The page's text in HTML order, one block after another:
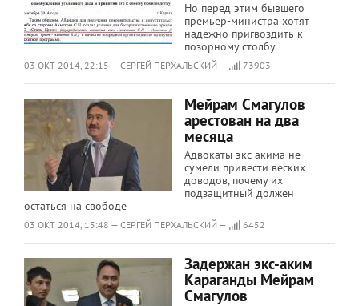
Но перед этим бывшего
премьер-министра хотят
надежно пригвоздить к
позорному столбу
03 ОКТ 2014, 22:15 — СЕРГЕЙ ПЕРХАЛЬСКИЙ — 73903
Мейрам Смагулов
арестован на два
месяца
Адвокаты экс-акима не
сумели привести веских
доводов, почему их
подзащитный должен
остаться на свободе
03 ОКТ 2014, 15:48 — СЕРГЕЙ ПЕРХАЛЬСКИЙ — 6452
Задержан экс-аким
Караганды Мейрам
Смагулов